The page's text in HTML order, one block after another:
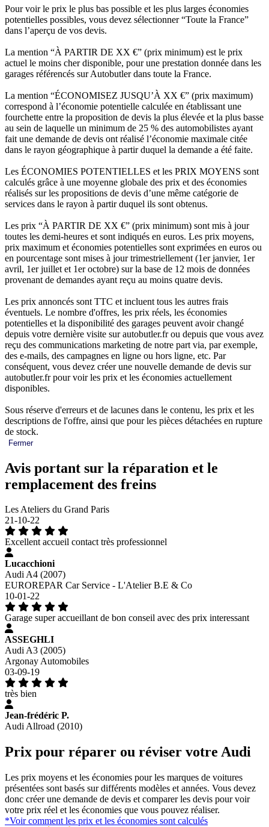
Pour voir le prix le plus bas possible et les plus larges économies
potentielles possibles, vous devez sélectionner “Toute la France”
dans l’aperçu de vos devis.
La mention “À PARTIR DE XX €” (prix minimum) est le prix
actuel le moins cher disponible, pour une prestation donnée dans les
garages référencés sur Autobutler dans toute la France.
La mention “ÉCONOMISEZ JUSQU’À XX €” (prix maximum)
correspond à l’économie potentielle calculée en établissant une
fourchette entre la proposition de devis la plus élevée et la plus basse
au sein de laquelle un minimum de 25 % des automobilistes ayant
fait une demande de devis ont réalisé l’économie maximale citée
dans le rayon géographique à partir duquel la demande a été faite.
Les ÉCONOMIES POTENTIELLES et les PRIX MOYENS sont
calculés grâce à une moyenne globale des prix et des économies
réalisés sur les propositions de devis d’une même catégorie de
services dans le rayon à partir duquel ils sont obtenus.
Les prix “À PARTIR DE XX €” (prix minimum) sont mis à jour
toutes les demi-heures et sont indiqués en euros. Les prix moyens,
prix maximum et économies potentielles sont exprimées en euros ou
en pourcentage sont mises à jour trimestriellement (1er janvier, 1er
avril, 1er juillet et 1er octobre) sur la base de 12 mois de données
provenant de demandes ayant reçu au moins quatre devis.
Les prix annoncés sont TTC et incluent tous les autres frais
éventuels. Le nombre d'offres, les prix réels, les économies
potentielles et la disponibilité des garages peuvent avoir changé
depuis votre dernière visite sur autobutler.fr ou depuis que vous avez
reçu des communications marketing de notre part via, par exemple,
des e-mails, des campagnes en ligne ou hors ligne, etc. Par
conséquent, vous devez créer une nouvelle demande de devis sur
autobutler.fr pour voir les prix et les économies actuellement
disponibles.
Sous réserve d'erreurs et de lacunes dans le contenu, les prix et les
descriptions de l'offre, ainsi que pour les pièces détachées en rupture
de stock.
Fermer
Avis portant sur la réparation et le
remplacement des freins
Les Ateliers du Grand Paris
21-10-22
Excellent accueil contact très professionnel
Lucacchioni
Audi A4 (2007)
EUROREPAR Car Service - L'Atelier B.E & Co
10-01-22
Garage super accueillant de bon conseil avec des prix interessant
ASSEGHLI
Audi A3 (2005)
Argonay Automobiles
03-09-19
très bien
Jean-frédéric P.
Audi Allroad (2010)
Prix pour réparer ou réviser votre Audi
Les prix moyens et les économies pour les marques de voitures
présentées sont basés sur différents modèles et années. Vous devez
donc créer une demande de devis et comparer les devis pour voir
votre prix réel et les économies que vous pouvez réaliser.
*Voir comment les prix et les économies sont calculés